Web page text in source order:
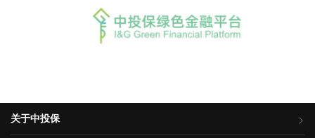
关于中投保